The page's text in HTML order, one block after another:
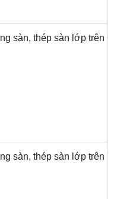
sàn, thép sàn lớp trên
sàn, thép sàn lớp trên